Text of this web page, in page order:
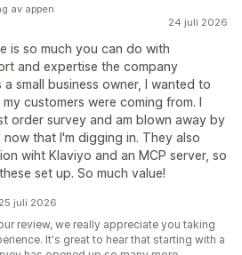
24 juli 2026
is so much you can do with
and expertise the company
small business owner, I wanted to
customers were coming from. I
order survey and am blown away by
now that I'm digging in. They also
wiht Klaviyo and an MCP server, so
set up. So much value!
av appen
juli 2026
review, we really appreciate you taking
It's great to hear that starting with a